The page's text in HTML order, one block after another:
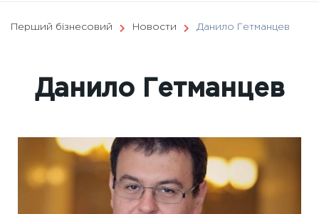
Перший бізнесовий Новости Данило Гетманцев
Данило Гетманцев